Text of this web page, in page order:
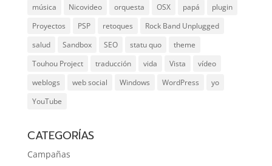
música
Nicovideo orquesta OSX papá
plugin
Proyectos
PSP retoques
Rock Band Unplugged
salud
Sandbox SEO statu quo
theme
Touhou Project
traducción vida Vista
vídeo
weblogs
web social Windows WordPress
yo
YouTube
CATEGORÍAS
Campañas